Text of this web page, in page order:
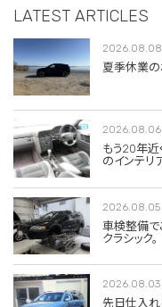
LATEST ARTICLES
2026.08.08
夏季休業の
2026.08.06
もう20年
のインテリ
2026.08.05
車検整備で
クラシック。
2026.08.03
先日仕入れ